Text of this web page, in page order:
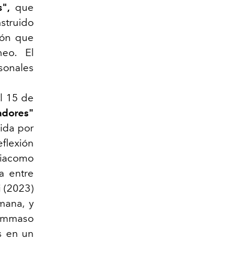
que
que
El
15 de
por
entre
(2023)
y
en un